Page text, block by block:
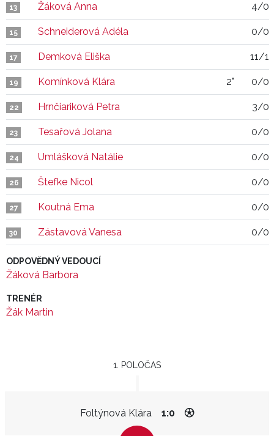
13 Žáková Anna 4/0
15 Schneiderová Adéla 0/0
17 Demková Eliška 11/1
19 Komínková Klára 2" 0/0
22 Hrnčiariková Petra 3/0
23 Tesařová Jolana 0/0
24 Umlášková Natálie 0/0
26 Štefke Nicol 0/0
27 Koutná Ema 0/0
30 Zástavová Vanesa 0/0
ODPOVĚDNÝ VEDOUCÍ
Žáková Barbora
TRENÉR
Žák Martin
1. POLOČAS
Foltýnová Klára 1:0